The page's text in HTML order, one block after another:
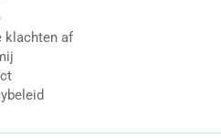
klachten af